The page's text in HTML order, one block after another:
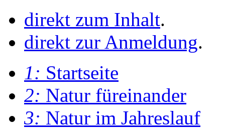
direkt zum Inhalt.
direkt zur Anmeldung.
1: Startseite
2: Natur füreinander
3: Natur im Jahreslauf